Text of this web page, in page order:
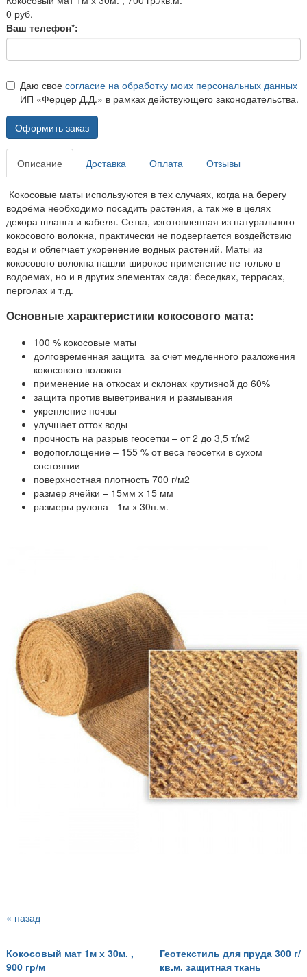
0 руб.
Ваш телефон*:
Даю свое согласие на обработку моих персональных данных
ИП «Ферцер Д.Д.» в рамках действующего законодательства.
Оформить заказ
Описание Доставка Оплата Отзывы
Кокосовые маты используются в тех случаях, когда на берегу
водоёма необходимо посадить растения, а так же в целях
декора шланга и кабеля. Сетка, изготовленная из натурального
кокосового волокна, практически не подвергается воздействию
воды и облегчает укоренение водных растений. Маты из
кокосового волокна нашли широкое применение не только в
водоемах, но и в других элементах сада: беседках, террасах,
перголах и т.д.
Основные характеристики кокосового мата:
100 % кокосовые маты
долговременная защита за счет медленного разложения
кокосового волокна
применение на откосах и склонах крутизной до 60%
защита против выветривания и размывания
укрепление почвы
улучшает отток воды
прочность на разрыв геосетки – от 2 до 3,5 т/м2
водопоглощение – 155 % от веса геосетки в сухом
состоянии
поверхностная плотность 700 г/м2
размер ячейки – 15мм х 15 мм
размеры рулона - 1м х 30п.м.
« назад
Кокосовый мат 1м х 30м. ,
900 гр/м
Геотекстиль для пруда 300 г/
кв.м. защитная ткань